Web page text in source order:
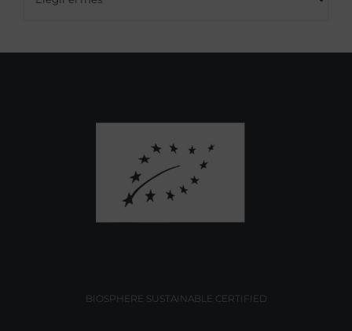
BIOSPHERE SUSTAINABLE CERTIFIED